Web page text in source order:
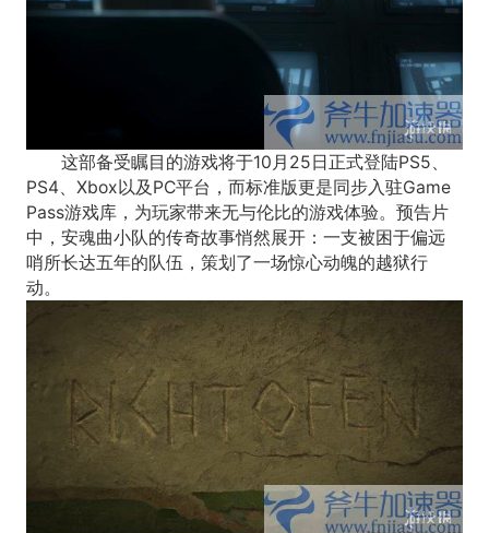
这部备受瞩目的游戏将于10月25日正式登陆PS5、
PS4、Xbox以及PC平台，而标准版更是同步入驻Game
Pass游戏库，为玩家带来无与伦比的游戏体验。预告片
中，安魂曲小队的传奇故事悄然展开：一支被困于偏远
哨所长达五年的队伍，策划了一场惊心动魄的越狱行
动。